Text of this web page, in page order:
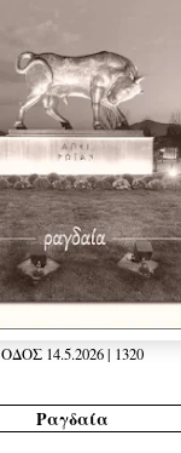
ΟΔΟΣ 14.5.2026 | 1320
Ραγδαία